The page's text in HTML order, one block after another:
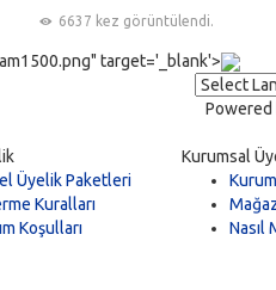
6637 kez görüntülendi.
target='_blank'>
Powered
Üyelik Paketleri
Kuralları
Koşulları
Kurumsal
Nasıl